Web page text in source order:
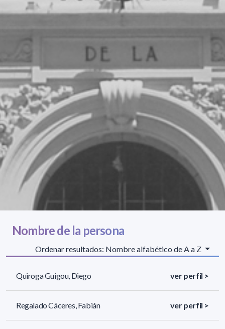
Nombre de la persona
Ordenar resultados: Nombre alfabético de A a Z
Quiroga Guigou, Diego ver perfil >
Regalado Cáceres, Fabián ver perfil >